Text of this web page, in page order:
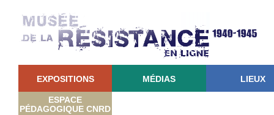
EXPOSITIONS MÉDIAS LIEUX
ESPACE
PÉDAGOGIQUE CNRD